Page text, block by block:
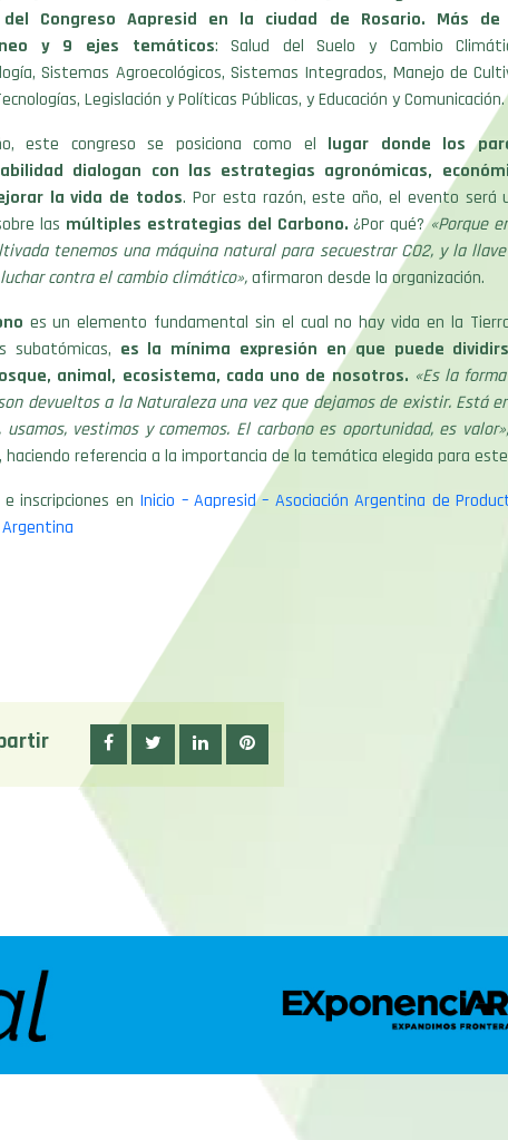
del Congreso Aapresid en la ciudad de Rosario. Más
y 9 ejes temáticos: Salud del Suelo y Cambio
Sistemas Agroecológicos, Sistemas Integrados, Manejo de
Legislación y Políticas Públicas, y Educación y Comunicación.
este congreso se posiciona como el lugar donde los
dialogan con las estrategias agronómicas,
la vida de todos. Por esta razón, este año, el evento será
las múltiples estrategias del Carbono. ¿Por qué?«Porque
tenemos una máquina natural para secuestrar CO2, y la
contra el cambio climático»,afirmaron desde la organización.
es un elemento fundamental sin el cual no hay vida en la
subatómicas, es la mínima expresión en que puede
animal, ecosistema, cada uno de nosotros. «Es la
devueltos a la Naturaleza una vez que dejamos de existir. Está
usamos, vestimos y comemos. El carbono es oportunidad, es
haciendo referencia a la importancia de la temática elegida para
inscripciones en Inicio – Aapresid – Asociación Argentina de